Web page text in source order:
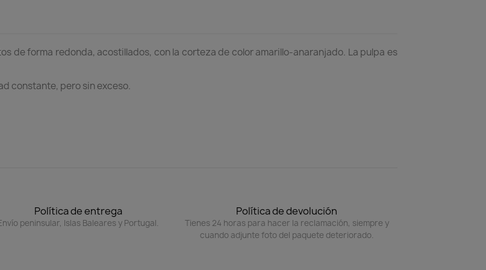
de forma redonda, acostillados, con la corteza de color amarillo-anaranjado. La pulpa es
constante, pero sin exceso.
Política de entrega
peninsular, Islas Baleares y Portugal.
Política de devolución
Tienes 24 horas para hacer la reclamación, siempre y
cuando adjunte foto del paquete deteriorado.